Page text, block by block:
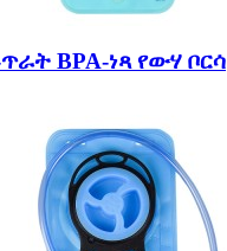
BPA-ነጻ የውሃ ቦርሳ